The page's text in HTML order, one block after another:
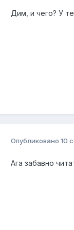
Дим, и чего? У
Опубликовано 10
Ага забавно